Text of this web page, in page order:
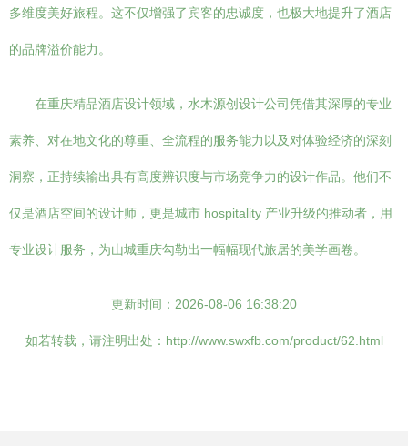
多维度美好旅程。这不仅增强了宾客的忠诚度，也极大地提升了酒店
的品牌溢价能力。
在重庆精品酒店设计领域，水木源创设计公司凭借其深厚的专业
素养、对在地文化的尊重、全流程的服务能力以及对体验经济的深刻
洞察，正持续输出具有高度辨识度与市场竞争力的设计作品。他们不
仅是酒店空间的设计师，更是城市 hospitality 产业升级的推动者，用
专业设计服务，为山城重庆勾勒出一幅幅现代旅居的美学画卷。
更新时间：2026-08-06 16:38:20
如若转载，请注明出处：http://www.swxfb.com/product/62.html